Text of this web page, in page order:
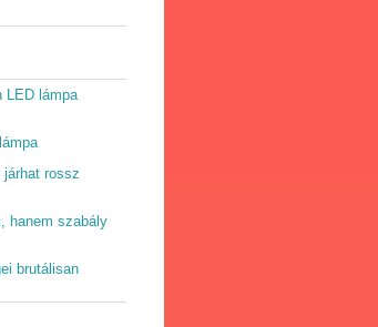
LED lámpa
járhat rossz
hanem szabály
brutálisan